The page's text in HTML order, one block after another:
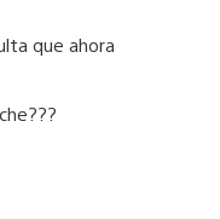
que ahora